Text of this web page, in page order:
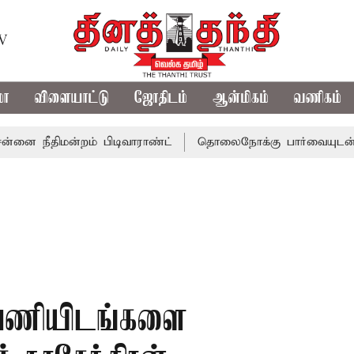
விளையாட்டு ஜோதிடம் ஆன்மிகம் வணிகம்
பிடிவாராண்ட் தொலைநோக்கு பார்வையுடன்